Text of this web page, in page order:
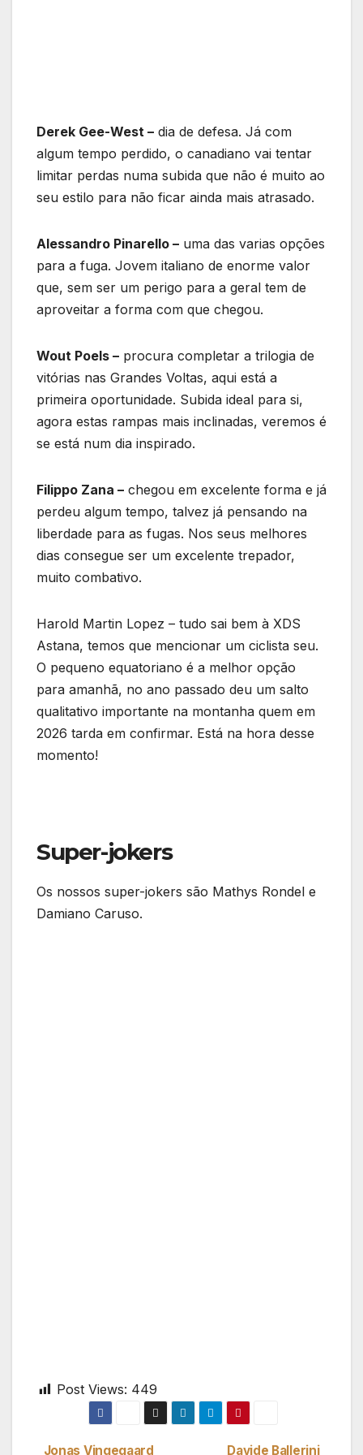
Derek Gee-West – dia de defesa. Já com
algum tempo perdido, o canadiano vai tentar
limitar perdas numa subida que não é muito ao
seu estilo para não ficar ainda mais atrasado.
Alessandro Pinarello – uma das varias opções
para a fuga. Jovem italiano de enorme valor
que, sem ser um perigo para a geral tem de
aproveitar a forma com que chegou.
Wout Poels – procura completar a trilogia de
vitórias nas Grandes Voltas, aqui está a
primeira oportunidade. Subida ideal para si,
agora estas rampas mais inclinadas, veremos é
se está num dia inspirado.
Filippo Zana – chegou em excelente forma e já
perdeu algum tempo, talvez já pensando na
liberdade para as fugas. Nos seus melhores
dias consegue ser um excelente trepador,
muito combativo.
Harold Martin Lopez – tudo sai bem à XDS
Astana, temos que mencionar um ciclista seu.
O pequeno equatoriano é a melhor opção
para amanhã, no ano passado deu um salto
qualitativo importante na montanha quem em
2026 tarda em confirmar. Está na hora desse
momento!
Super-jokers
Os nossos super-jokers são Mathys Rondel e
Damiano Caruso.
Post Views: 449
Davide Ballerini
Jonas Vingegaard